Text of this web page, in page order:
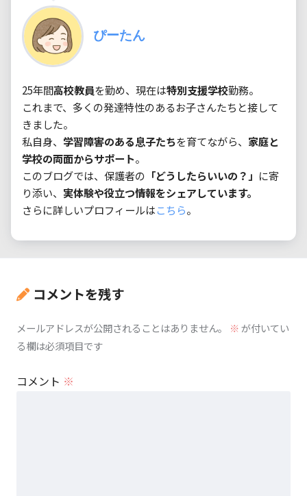
ぴーたん
25年間高校教員を勤め、現在は特別支援学校勤務。
これまで、多くの発達特性のあるお子さんたちと接して
きました。
私自身、 学習障害のある息子たちを育てながら、 家庭と
学校の両面からサポート。
このブログでは、保護者の 「どうしたらいいの？」 に寄
り添い、 実体験や役立つ情報をシェアしています。
さらに詳しいプロフィールはこちら。
コメントを残す
メールアドレスが公開されることはありません。 ※が付いてい
る欄は必須項目です
コメント ※